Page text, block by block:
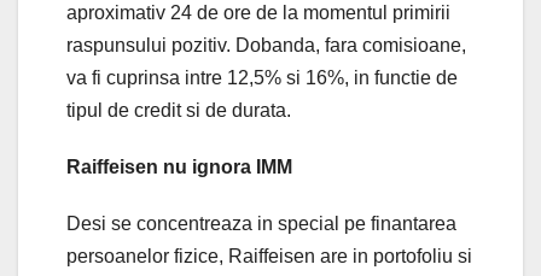
aproximativ 24 de ore de la momentul primirii
raspunsului pozitiv. Dobanda, fara comisioane,
va fi cuprinsa intre 12,5% si 16%, in functie de
tipul de credit si de durata.
Raiffeisen nu ignora IMM
Desi se concentreaza in special pe finantarea
persoanelor fizice, Raiffeisen are in portofoliu si